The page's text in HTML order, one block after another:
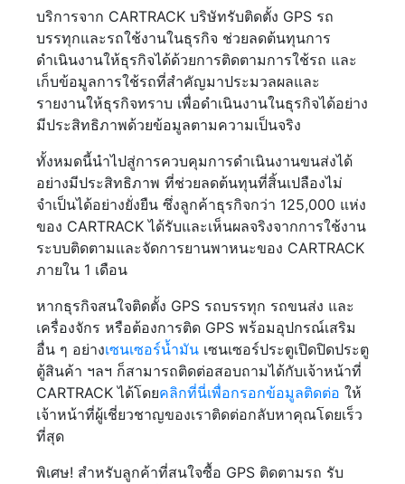
บริการจาก CARTRACK บริษัทรับติดตั้ง GPS รถ
บรรทุกและรถใช้งานในธุรกิจ ช่วยลดต้นทุนการ
ดำเนินงานให้ธุรกิจได้ด้วยการติดตามการใช้รถ และ
เก็บข้อมูลการใช้รถที่สำคัญมาประมวลผลและ
รายงานให้ธุรกิจทราบ เพื่อดำเนินงานในธุรกิจได้อย่าง
มีประสิทธิภาพด้วยข้อมูลตามความเป็นจริง
ทั้งหมดนี้นำไปสู่การควบคุมการดำเนินงานขนส่งได้
อย่างมีประสิทธิภาพ ที่ช่วยลดต้นทุนที่สิ้นเปลืองไม่
จำเป็นได้อย่างยั่งยืน ซึ่งลูกค้าธุรกิจกว่า 125,000 แห่ง
ของ CARTRACK ได้รับและเห็นผลจริงจากการใช้งาน
ระบบติดตามและจัดการยานพาหนะของ CARTRACK
ภายใน 1 เดือน
หากธุรกิจสนใจติดตั้ง GPS รถบรรทุก รถขนส่ง และ
เครื่องจักร หรือต้องการติด GPS พร้อมอุปกรณ์เสริม
อื่น ๆ อย่างเซนเซอร์น้ำมัน เซนเซอร์ประตูเปิดปิดประตู
ตู้สินค้า ฯลฯ ก็สามารถติดต่อสอบถามได้กับเจ้าหน้าที่
CARTRACK ได้โดยคลิกที่นี่เพื่อกรอกข้อมูลติดต่อ ให้
เจ้าหน้าที่ผู้เชี่ยวชาญของเราติดต่อกลับหาคุณโดยเร็ว
ที่สุด
พิเศษ! สำหรับลูกค้าที่สนใจซื้อ GPS ติดตามรถ รับ